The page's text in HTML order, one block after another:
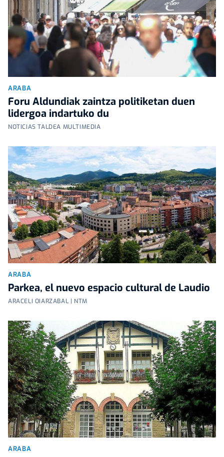
ARABA
Foru Aldundiak zaintza politiketan duen
lidergoa indartuko du
NOTICIAS TALDEA MULTIMEDIA
ARABA
Parkea, el nuevo espacio cultural de Laudio
ARACELI OIARZABAL | NTM
ARABA